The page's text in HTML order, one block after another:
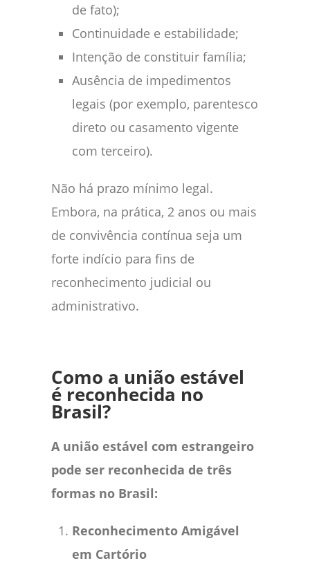
de fato);
Continuidade e estabilidade;
Intenção de constituir família;
Ausência de impedimentos
legais (por exemplo, parentesco
direto ou casamento vigente
com terceiro).
Não há prazo mínimo legal.
Embora, na prática, 2 anos ou mais
de convivência contínua seja um
forte indício para fins de
reconhecimento judicial ou
administrativo.
Como a união estável
é reconhecida no
Brasil?
A união estável com estrangeiro
pode ser reconhecida de três
formas no Brasil:
Reconhecimento Amigável
em Cartório